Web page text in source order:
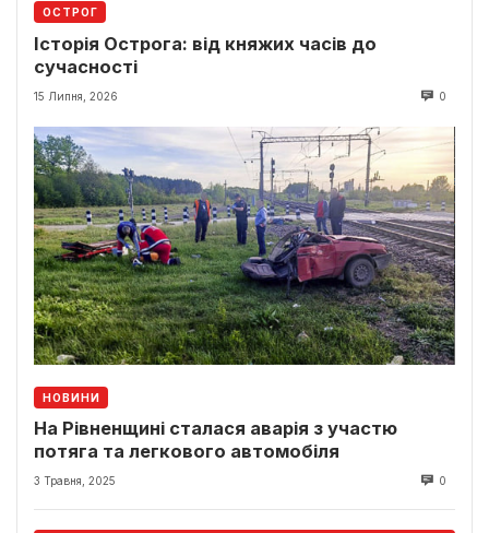
ОСТРОГ
Історія Острога: від княжих часів до
сучасності
15 Липня, 2026 0
НОВИНИ
На Рівненщині сталася аварія з участю
потяга та легкового автомобіля
3 Травня, 2025 0